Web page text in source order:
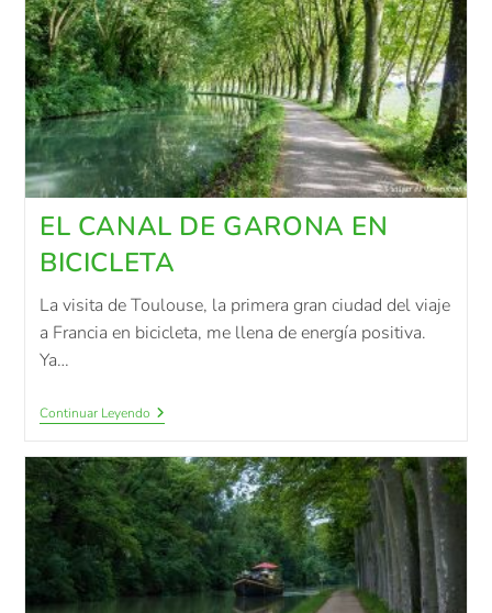
EL CANAL DE GARONA EN
BICICLETA
La visita de Toulouse, la primera gran ciudad del viaje
a Francia en bicicleta, me llena de energía positiva.
Ya…
Continuar Leyendo